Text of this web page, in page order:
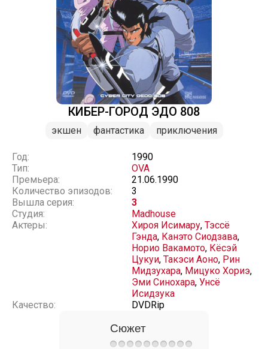
КИБЕР-ГОРОД ЭДО 808
экшен фантастика приключения
Год:
1990
Тип:
OVA
Премьера:
21.06.1990
Количество эпизодов:
3
Вышла серия:
3
Студия:
Madhouse
Актеры:
Хироя Исимару, Тэссё
Гэнда, Канэто Сиодзава,
Норио Вакамото, Кёсэй
Цукуи, Такэси Аоно, Рин
Мидзухара, Мицуко Хориэ,
Эми Синохара, Унсё
Исидзука
Качество:
DVDRip
Сюжет